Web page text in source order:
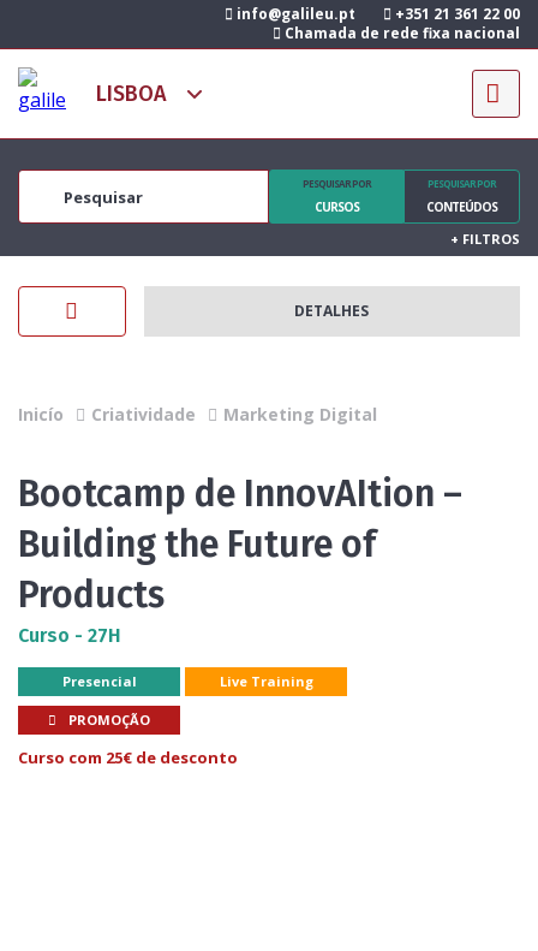
info@galileu.pt
+351 21 361 22 00
Chamada de rede fixa nacional
PESQUISAR POR
CURSOS
PESQUISAR POR
CONTEÚDOS
+ FILTROS
DETALHES
Inicío Criatividade Marketing Digital
Bootcamp de InnovAItion –
Building the Future of
Products
Curso - 27H
Presencial Live Training
PROMOÇÃO
Curso com 25€ de desconto